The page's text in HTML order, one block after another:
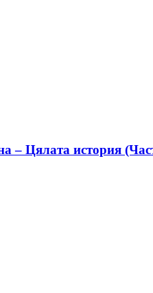
– Цялата история